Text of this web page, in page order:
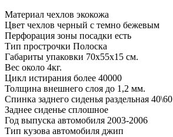
Материал чехлов экокожа
Цвет чехлов черный с темно бежевым
Перфорация зоны посадки есть
Тип прострочки Полоска
Габариты упаковки 70х55х15 см.
Вес около 4кг.
Цикл истирания более 40000
Толщина внешнего слоя до 1,2 мм.
Спинка заднего сиденья раздельная 40\60
Заднее сиденье сплошное
Год выпуска автомобиля 2003-2006
Тип кузова автомобиля джип